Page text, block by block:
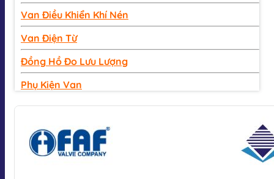
Van Điều Khiển Khí Nén
Van Điện Từ
Đồng Hồ Đo Lưu Lượng
Phụ Kiện Van